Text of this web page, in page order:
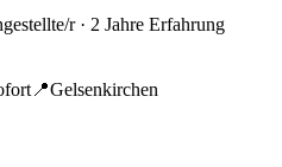
r· 2 Jahre Erfahrung
📍Gelsenkirchen